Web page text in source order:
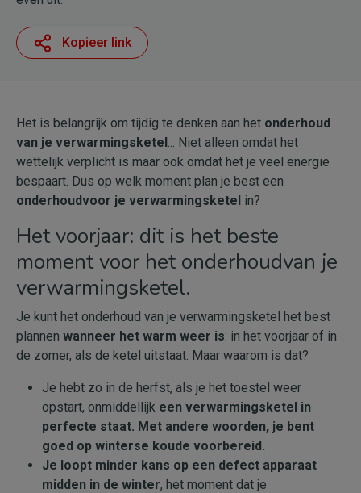
Kopieer link
Het is belangrijk om tijdig te denken aan het onderhoud
van je verwarmingsketel... Niet alleen omdat het
wettelijk verplicht is maar ook omdat het je veel energie
bespaart. Dus op welk moment plan je best een
onderhoudvoor je verwarmingsketel in?
Het voorjaar: dit is het beste
moment voor het onderhoudvan je
verwarmingsketel.
Je kunt het onderhoud van je verwarmingsketel het best
plannen wanneer het warm weer is: in het voorjaar of in
de zomer, als de ketel uitstaat. Maar waarom is dat?
Je hebt zo in de herfst, als je het toestel weer
opstart, onmiddellijk een verwarmingsketel in
perfecte staat. Met andere woorden, je bent
goed op winterse koude voorbereid.
Je loopt minder kans op een defect apparaat
midden in de winter, het moment dat je